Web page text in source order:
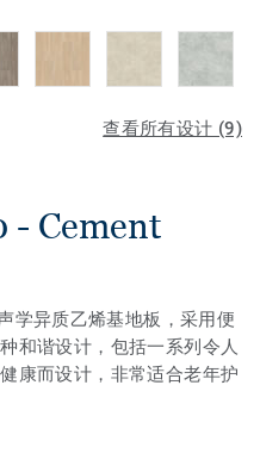
查看所有设计 (9)
- Cement
学异质乙烯基地板，采用便
和谐设计，包括一系列令人
康而设计，非常适合老年护